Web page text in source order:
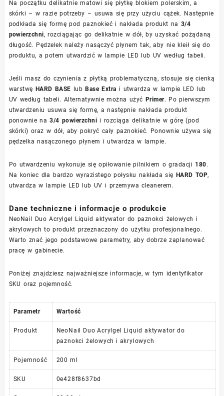
Na początku delikatnie matowi się płytkę blokiem polerskim, a
skórki – w razie potrzeby – usuwa się przy użyciu cążek. Następnie
podkłada się formę pod paznokieć i nakłada produkt na 3/4
powierzchni, rozciągając go delikatnie w dół, by uzyskać pożądaną
długość. Pędzelek należy nasączyć płynem tak, aby nie kleił się do
produktu, a potem utwardzić w lampie LED lub UV według tabeli.
Jeśli masz do czynienia z płytką problematyczną, stosuje się cienką
warstwę HARD BASE lubBase Extra i utwardza w lampie LED lub
UV według tabeli. Alternatywnie można użyć Primer. Po pierwszym
utwardzeniu usuwa się formę, a następnie nakłada produkt
ponownie na3/4 powierzchni i rozciąga delikatnie w górę (pod
skórki) oraz w dół, aby pokryć cały paznokieć. Ponownie używa się
pędzelka nasączonego płynem i utwardza w lampie.
Po utwardzeniu wykonuje się opiłowanie pilnikiem o gradacji 180.
Na koniec dla bardzo wyrazistego połysku nakłada się HARD TOP,
utwardza w lampie LED lub UV i przemywa cleanerem.
Dane techniczne i informacje o produkcie
NeoNail Duo Acrylgel Liquid aktywator do paznokci żelowych i
akrylowych to produkt przeznaczony do użytku profesjonalnego.
Warto znać jego podstawowe parametry, aby dobrze zaplanować
pracę w gabinecie.
Poniżej znajdziesz najważniejsze informacje, w tym identyfikator
SKU oraz pojemność.
Parametr Wartość
Produkt
NeoNail Duo Acrylgel Liquid aktywator do
paznokci żelowych i akrylowych
Pojemność 200 ml
SKU 0e428f8637bd